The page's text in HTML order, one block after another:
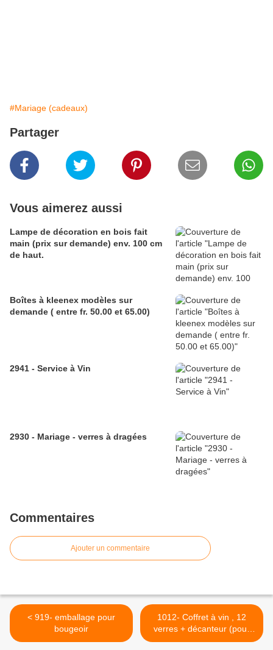
#Mariage (cadeaux)
Partager
Vous aimerez aussi
Lampe de décoration en bois fait
main (prix sur demande) env. 100 cm
de haut.
Boîtes à kleenex modèles sur
demande ( entre fr. 50.00 et 65.00)
2941 - Service à Vin
2930 - Mariage - verres à dragées
Commentaires
Ajouter un commentaire
< 919- emballage pour
bougeoir
1012- Coffret à vin , 12
verres + décanteur (pour
départ retraite 65 ans) >